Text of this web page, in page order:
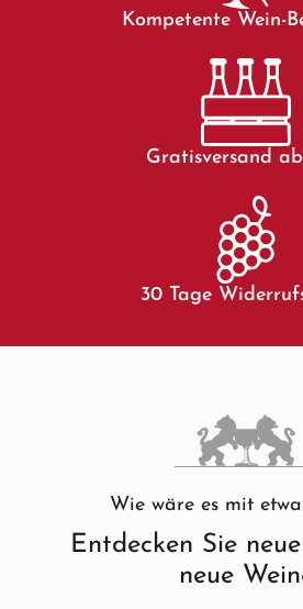
Kompetente Wein-
Gratisversand
30 Tage
Wie wäre es mit
Entdecken Sie
neue